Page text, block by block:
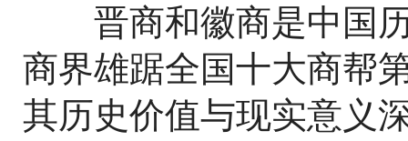
晋商和徽商是中国历
商界雄踞全国十大商帮
其历史价值与现实意义